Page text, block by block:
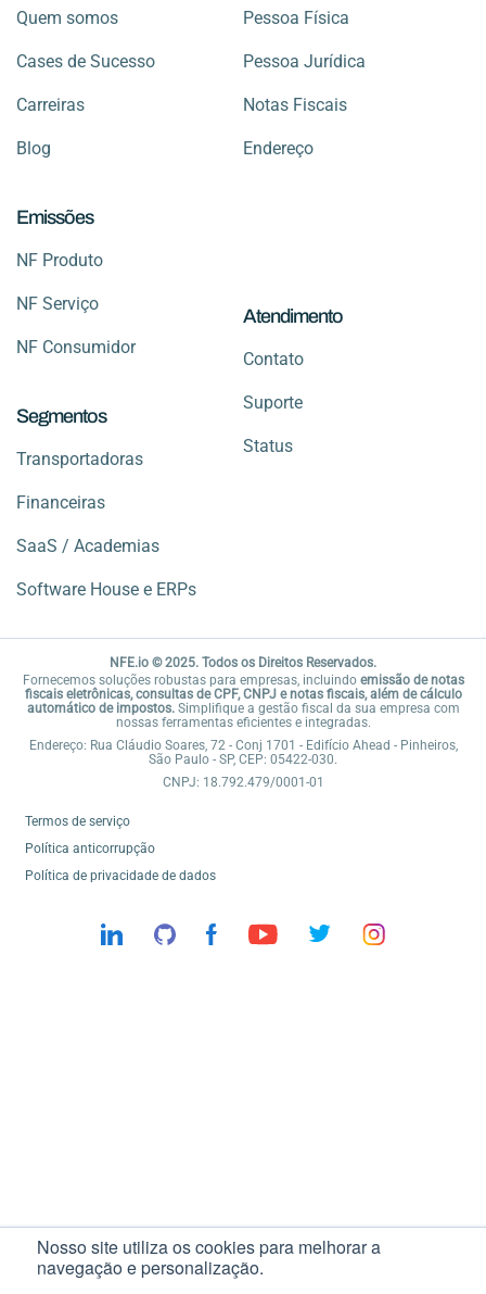
Nosso site utiliza os cookies para melhorar a
navegação e personalização.
Quem somos
Cases de Sucesso
Carreiras
Blog
Pessoa Física
Pessoa Jurídica
Notas Fiscais
Endereço
Emissões
NF Produto
NF Serviço
NF Consumidor
Atendimento
Contato
Suporte
Status
Segmentos
Transportadoras
Financeiras
SaaS / Academias
Software House e ERPs
NFE.io © 2025. Todos os Direitos Reservados.
Fornecemos soluções robustas para empresas, incluindo emissão de notas
fiscais eletrônicas, consultas de CPF, CNPJ e notas fiscais, além de cálculo
automático de impostos.Simplifique a gestão fiscal da sua empresa com
nossas ferramentas eficientes e integradas.
Endereço: Rua Cláudio Soares, 72 - Conj 1701 - Edifício Ahead - Pinheiros,
São Paulo - SP, CEP: 05422-030.
CNPJ: 18.792.479/0001-01
Termos de serviço
Política anticorrupção
Política de privacidade de dados